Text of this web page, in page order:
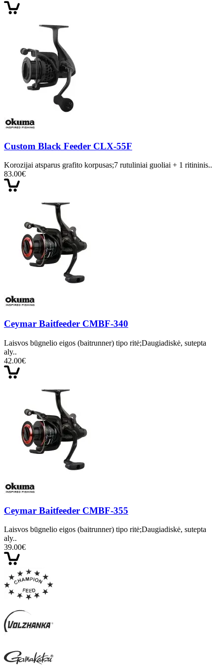
Custom Black Feeder CLX-55F
Korozijai atsparus grafito korpusas;7 rutuliniai guoliai + 1 ritininis..
83.00€
Ceymar Baitfeeder CMBF-340
Laisvos būgnelio eigos (baitrunner) tipo ritė;Daugiadiskė, sutepta
aly..
42.00€
Ceymar Baitfeeder CMBF-355
Laisvos būgnelio eigos (baitrunner) tipo ritė;Daugiadiskė, sutepta
aly..
39.00€